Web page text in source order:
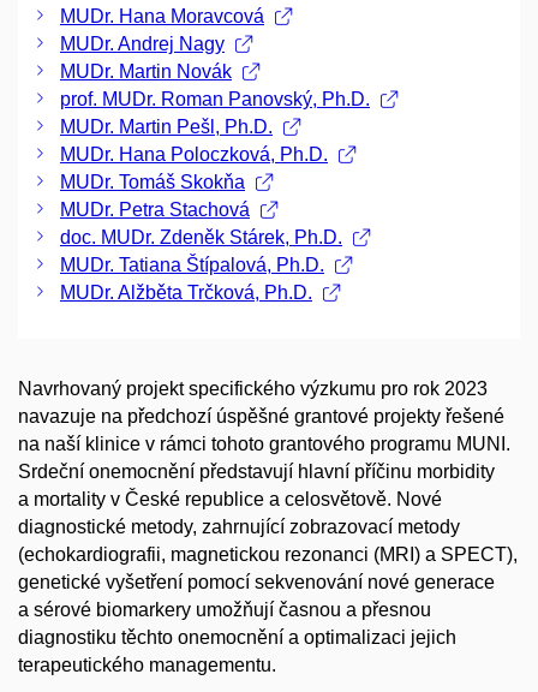
MUDr. Hana Moravcová
MUDr. Andrej Nagy
MUDr. Martin Novák
prof. MUDr. Roman Panovský, Ph.D.
MUDr. Martin Pešl, Ph.D.
MUDr. Hana Poloczková, Ph.D.
MUDr. Tomáš Skokňa
MUDr. Petra Stachová
doc. MUDr. Zdeněk Stárek, Ph.D.
MUDr. Tatiana Štípalová, Ph.D.
MUDr. Alžběta Trčková, Ph.D.
Navrhovaný projekt specifického výzkumu pro rok 2023
navazuje na předchozí úspěšné grantové projekty řešené
na naší klinice v rámci tohoto grantového programu MUNI.
Srdeční onemocnění představují hlavní příčinu morbidity
a mortality v České republice a celosvětově. Nové
diagnostické metody, zahrnující zobrazovací metody
(echokardiografii, magnetickou rezonanci (MRI) a SPECT),
genetické vyšetření pomocí sekvenování nové generace
a sérové biomarkery umožňují časnou a přesnou
diagnostiku těchto onemocnění a optimalizaci jejich
terapeutického managementu.